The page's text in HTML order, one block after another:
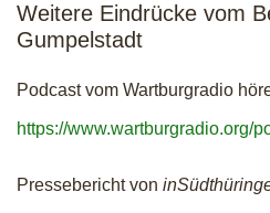
Weitere Eindrücke vom
Gumpelstadt
Podcast vom Wartburgradio
https://www.wartburgradio.org/
Pressebericht von